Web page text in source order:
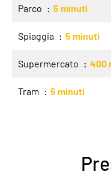
Parco 5 minuti
Spiaggia 5 minuti
Supermercato 400
Tram 5 minuti